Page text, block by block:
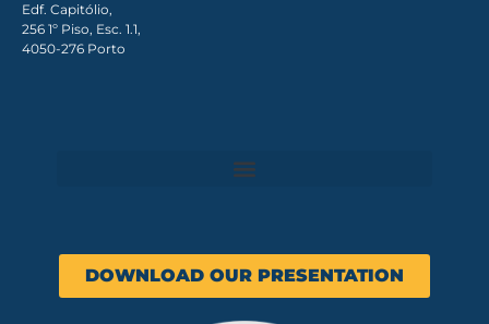
Edf. Capitólio,
256 1º Piso, Esc. 1.1,
4050-276 Porto
DOWNLOAD OUR PRESENTATION